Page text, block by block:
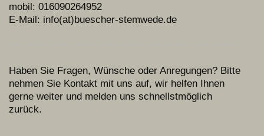
mobil: 016090264952
E-Mail: info(at)buescher-stemwede.de
Haben Sie Fragen, Wünsche oder Anregungen? Bitte
nehmen Sie Kontakt mit uns auf, wir helfen Ihnen
gerne weiter und melden uns schnellstmöglich
zurück.